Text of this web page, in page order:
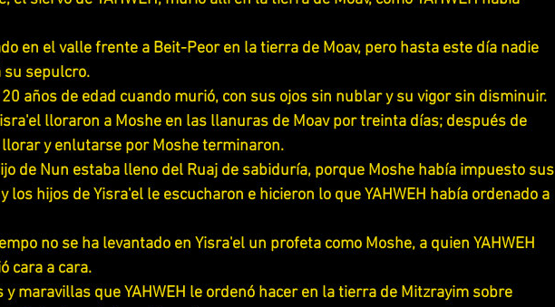
en el valle frente a Beit-Peor en la tierra de Moav, pero hasta este día nadie
su sepulcro.
años de edad cuando murió, con sus ojos sin nublar y su vigor sin disminuir.
lloraron a Moshe en las llanuras de Moav por treinta días; después de
y enlutarse por Moshe terminaron.
de Nun estaba lleno del Ruaj de sabiduría, porque Moshe había impuesto sus
los hijos de Yisra'el le escucharon e hicieron lo que YAHWEH había ordenado a
no se ha levantado en Yisra'el un profeta como Moshe, a quien YAHWEH
cara a cara.
y maravillas que YAHWEH le ordenó hacer en la tierra de Mitzrayim sobre